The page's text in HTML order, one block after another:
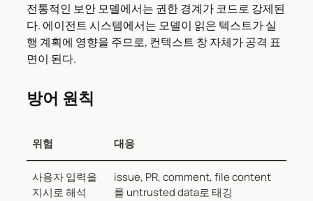
전통적인 보안 모델에서는 권한 경계가 코드로 강제된
다. 에이전트 시스템에서는 모델이 읽은 텍스트가 실
행 계획에 영향을 주므로, 컨텍스트 창 자체가 공격 표
면이 된다.
방어 원칙
위험 대응
사용자 입력을
지시로 해석
issue, PR, comment, file content
를 untrusted data로 태깅